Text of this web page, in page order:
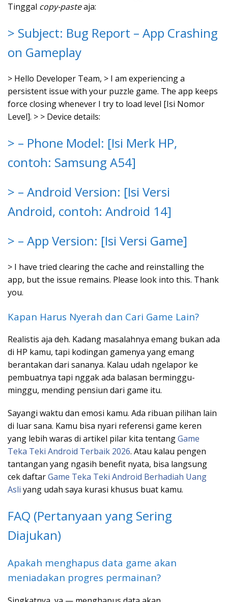
Tinggal copy-pasteaja:
> Subject: Bug Report – App Crashing
on Gameplay
> Hello Developer Team, > I am experiencing a
persistent issue with your puzzle game. The app keeps
force closing whenever I try to load level [Isi Nomor
Level]. > > Device details:
> – Phone Model: [Isi Merk HP,
contoh: Samsung A54]
> – Android Version: [Isi Versi
Android, contoh: Android 14]
> – App Version: [Isi Versi Game]
> I have tried clearing the cache and reinstalling the
app, but the issue remains. Please look into this. Thank
you.
Kapan Harus Nyerah dan Cari Game Lain?
Realistis aja deh. Kadang masalahnya emang bukan ada
di HP kamu, tapi kodingan gamenya yang emang
berantakan dari sananya. Kalau udah ngelapor ke
pembuatnya tapi nggak ada balasan berminggu-
minggu, mending pensiun dari game itu.
Sayangi waktu dan emosi kamu. Ada ribuan pilihan lain
di luar sana. Kamu bisa nyari referensi game keren
yang lebih waras di artikel pilar kita tentangGame
Teka Teki Android Terbaik 2026. Atau kalau pengen
tantangan yang ngasih benefit nyata, bisa langsung
cek daftarGame Teka Teki Android Berhadiah Uang
Asli yang udah saya kurasi khusus buat kamu.
FAQ (Pertanyaan yang Sering
Diajukan)
Apakah menghapus data game akan
meniadakan progres permainan?